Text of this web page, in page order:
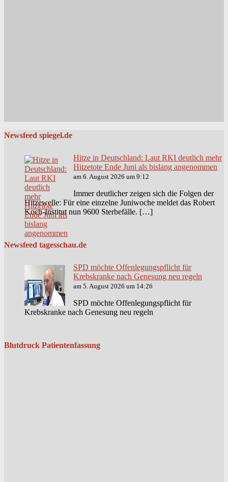
Newsfeed spiegel.de
Hitze in Deutschland: Laut RKI deutlich mehr
Hitzetote Ende Juni als bislang angenommen
am 6. August 2026 um 9:12
Immer deutlicher zeigen sich die Folgen der
Hitzewelle: Für eine einzelne Juniwoche meldet das Robert
Koch-Institut nun 9600 Sterbefälle. […]
Newsfeed tagesschau.de
SPD möchte Offenlegungspflicht für
Krebskranke nach Genesung neu regeln
am 5. August 2026 um 14:26
SPD möchte Offenlegungspflicht für
Krebskranke nach Genesung neu regeln
Blutdruck Patientenfassung